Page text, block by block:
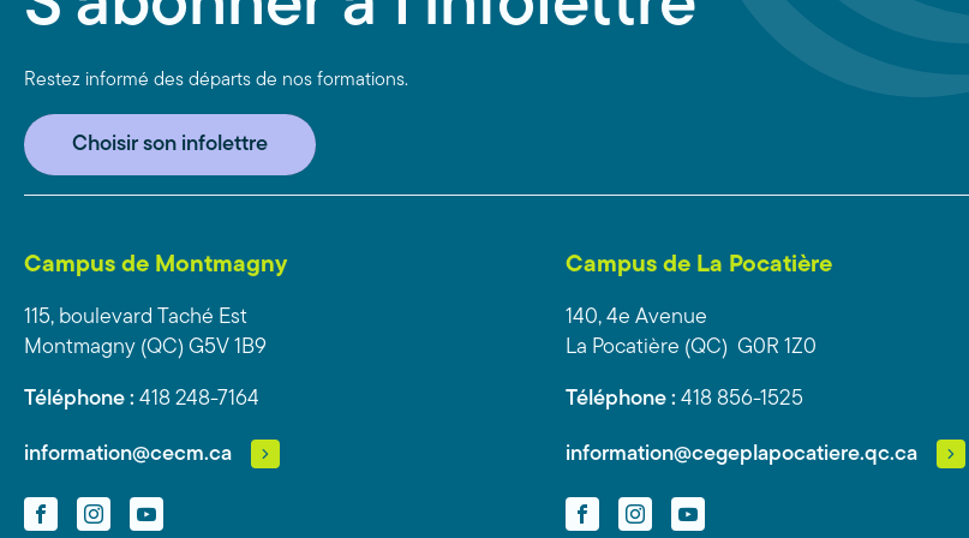
Restez informé des départs de nos formations.
Choisir son infolettre
Campus de Montmagny
115, boulevard Taché Est
Montmagny (QC) G5V 1B9
Téléphone : 418 248-7164
information@cecm.ca
FacebookInstagramYouTube
Campus de La Pocatière
140, 4e Avenue
La Pocatière (QC) G0R 1Z0
Téléphone : 418 856-1525
information@cegeplapocatiere.qc.ca
FacebookInstagramYouTube